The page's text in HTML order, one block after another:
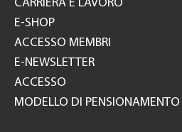
CARRIERA E LAVORO
E-SHOP
ACCESSO MEMBRI
E-NEWSLETTER
ACCESSO